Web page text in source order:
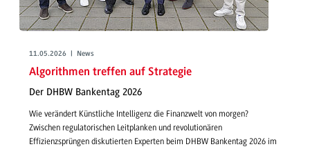
11.05.2026 | News
Algorithmen treffen auf Strategie
Der DHBW Bankentag 2026
Wie verändert Künstliche Intelligenz die Finanzwelt von morgen?
Zwischen regulatorischen Leitplanken und revolutionären
Effizienzsprüngen diskutierten Experten beim DHBW Bankentag 2026 im